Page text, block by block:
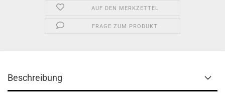
AUF DEN MERKZETTEL
FRAGE ZUM PRODUKT
Beschreibung